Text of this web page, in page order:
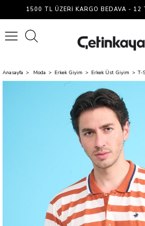
1500 TL ÜZERI KARGO BEDAVA - 12
Anasayfa Moda Erkek Giyim Erkek Üst Giyim T-